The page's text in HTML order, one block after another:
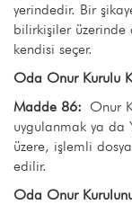
yerindedir. Bir
bilirkişiler üzerinde
kendisi seçer.
Oda Onur Kurulu
Madde 86: Onur
uygulanmak ya da
üzere, işlemli
edilir.
Oda Onur